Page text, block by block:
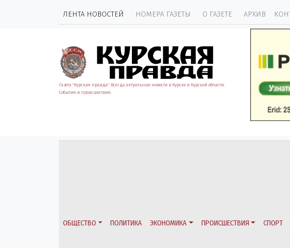
ЛЕНТА НОВОСТЕЙ НОМЕРА ГАЗЕТЫ О ГАЗЕТЕ АРХИВ
Газета "Курская правда". Всегда актуальные новости в Курске и Курской области.
События и происшествия.
ОБЩЕСТВО ПОЛИТИКА ЭКОНОМИКА ПРОИСШЕСТВИЯ СПОРТ